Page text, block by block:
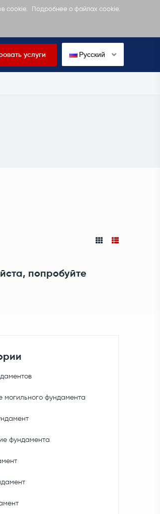
cookie. Подробнее о файлах cookie.
услуги Русский
попробуйте
могильного фундамента
фундамента